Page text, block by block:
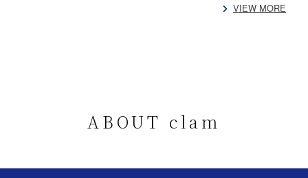
VIEW MORE
ABOUT clam